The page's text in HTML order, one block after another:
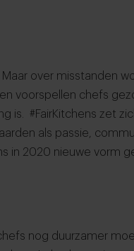
over misstanden
voorspellen chefs
is. #FairKitchens zet
als passie,
in 2020 nieuwe vorm
nog duurzamer